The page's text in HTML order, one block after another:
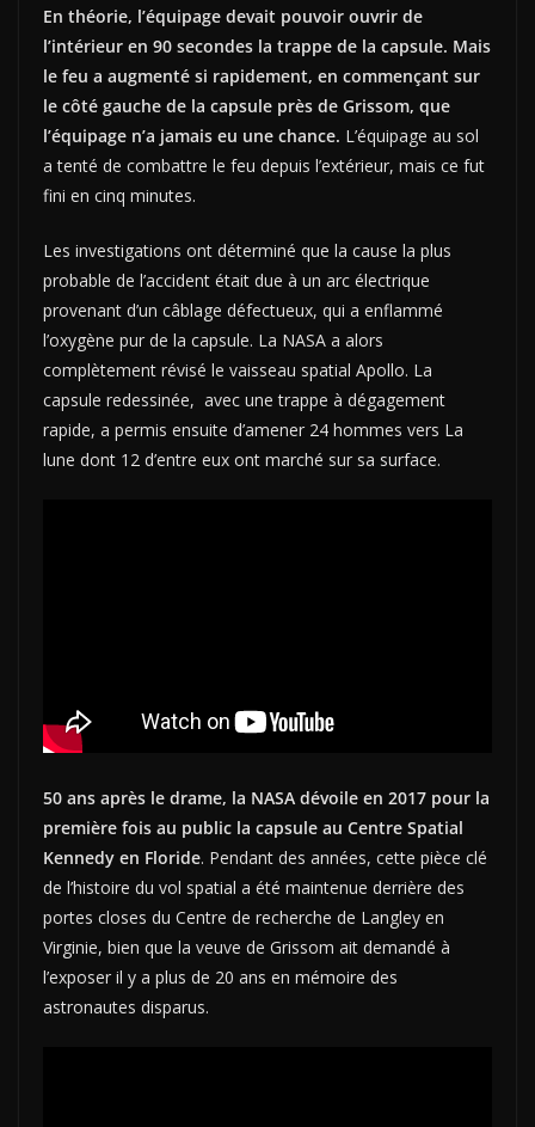
En théorie, l’équipage devait pouvoir ouvrir de
l’intérieur en 90 secondes la trappe de la capsule. Mais
le feu a augmenté si rapidement, en commençant sur
le côté gauche de la capsule près de Grissom, que
l’équipage n’a jamais eu une chance. L’équipage au sol
a tenté de combattre le feu depuis l’extérieur, mais ce fut
fini en cinq minutes.
Les investigations ont déterminé que la cause la plus
probable de l’accident était due à un arc électrique
provenant d’un câblage défectueux, qui a enflammé
l’oxygène pur de la capsule. La NASA a alors
complètement révisé le vaisseau spatial Apollo. La
capsule redessinée, avec une trappe à dégagement
rapide, a permis ensuite d’amener 24 hommes vers La
lune dont 12 d’entre eux ont marché sur sa surface.
50 ans après le drame, la NASA dévoile en 2017 pour la
première fois au public la capsule au Centre Spatial
Kennedy en Floride. Pendant des années, cette pièce clé
de l’histoire du vol spatial a été maintenue derrière des
portes closes du Centre de recherche de Langley en
Virginie, bien que la veuve de Grissom ait demandé à
l’exposer il y a plus de 20 ans en mémoire des
astronautes disparus.